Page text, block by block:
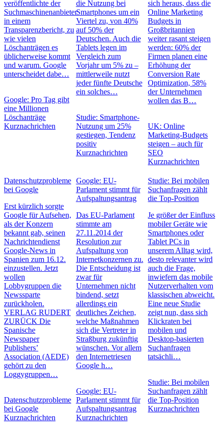
veröffentlichte der
Suchmaschinenanbieter
in einem
Transparenzbericht, zu
wie vielen
Löschanträgen es
üblicherweise kommt
und warum. Google
unterscheidet dabe…
Google: Pro Tag gibt
eine Millionen
Löschanträge
Kurznachrichten
die Nutzung bei
Smartphones um ein
Viertel zu, von 40%
auf 50% der
Deutschen. Auch die
Tablets legen im
Vergleich zum
Vorjahr um 5% zu –
mittlerweile nutzt
jeder fünfte Deutsche
ein solches…
Studie: Smartphone-
Nutzung um 25%
gestiegen, Tendenz
positiv
Kurznachrichten
sich heraus, dass die
Online Marketing
Budgets in
Großbritannien
weiter rasant steigen
werden: 60% der
Firmen planen eine
Erhöhung der
Conversion Rate
Optimization, 58%
der Unternehmen
wollen das B…
UK: Online
Marketing-Budgets
steigen – auch für
SEO
Kurznachrichten
Datenschutzprobleme
bei Google
Erst kürzlich sorgte
Google für Aufsehen,
als der Konzern
bekannt gab, seinen
Nachrichtendienst
Google-News in
Spanien zum 16.12.
einzustellen. Jetzt
wollen
Lobbygruppen die
Newssparte
zurückholen.
VERLAG RUDERT
ZURÜCK Die
Spanische
Newspaper
Publishers’
Association (AEDE)
gehört zu den
Loggygruppen…
Datenschutzprobleme
bei Google
Kurznachrichten
Google: EU-
Parlament stimmt für
Aufspaltungsantrag
Das EU-Parlament
stimmte am
27.11.2014 der
Resolution zur
Aufspaltung von
Internetkonzernen zu.
Die Entscheidung ist
zwar für
Unternehmen nicht
bindend, setzt
allerdings ein
deutliches Zeichen,
welche Maßnahmen
sich die Vertreter in
Straßburg zukünftig
wünschen. Vor allem
den Internetriesen
Google h…
Google: EU-
Parlament stimmt für
Aufspaltungsantrag
Kurznachrichten
Studie: Bei mobilen
Suchanfragen zählt
die Top-Position
Je größer der Einfluss
mobiler Geräte wie
Smartphones oder
Tablet PCs in
unserem Alltag wird,
desto relevanter wird
auch die Frage,
inwiefern das mobile
Nutzerverhalten vom
klassischen abweicht.
Eine neue Studie
zeigt nun, dass sich
Klickraten bei
mobilen und
Desktop-basierten
Suchanfragen
tatsächli…
Studie: Bei mobilen
Suchanfragen zählt
die Top-Position
Kurznachrichten